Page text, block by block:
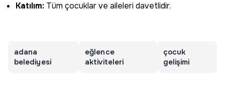
Katılım: Tüm çocuklar ve aileleri davetlidir.
adana
belediyesi
eğlence
aktiviteleri
çocuk
gelişimi